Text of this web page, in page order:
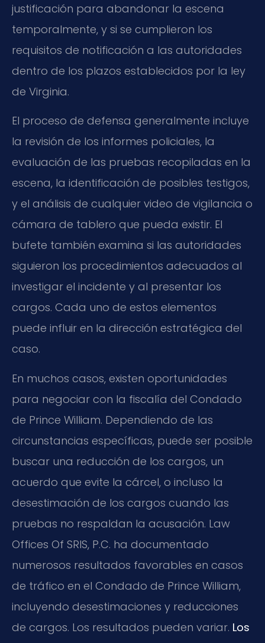
justificación para abandonar la escena
temporalmente, y si se cumplieron los
requisitos de notificación a las autoridades
dentro de los plazos establecidos por la ley
de Virginia.
El proceso de defensa generalmente incluye
la revisión de los informes policiales, la
evaluación de las pruebas recopiladas en la
escena, la identificación de posibles testigos,
y el análisis de cualquier video de vigilancia o
cámara de tablero que pueda existir. El
bufete también examina si las autoridades
siguieron los procedimientos adecuados al
investigar el incidente y al presentar los
cargos. Cada uno de estos elementos
puede influir en la dirección estratégica del
caso.
En muchos casos, existen oportunidades
para negociar con la fiscalía del Condado
de Prince William. Dependiendo de las
circunstancias específicas, puede ser posible
buscar una reducción de los cargos, un
acuerdo que evite la cárcel, o incluso la
desestimación de los cargos cuando las
pruebas no respaldan la acusación. Law
Offices Of SRIS, P.C. ha documentado
numerosos resultados favorables en casos
de tráfico en el Condado de Prince William,
incluyendo desestimaciones y reducciones
de cargos. Los resultados pueden variar. Los